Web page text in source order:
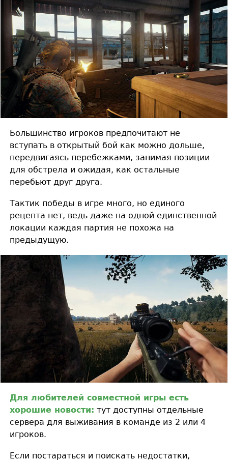
Большинство игроков предпочитают не
вступать в открытый бой как можно дольше,
передвигаясь перебежками, занимая позиции
для обстрела и ожидая, как остальные
перебьют друг друга.
Тактик победы в игре много, но единого
рецепта нет, ведь даже на одной единственной
локации каждая партия не похожа на
предыдущую.
Для любителей совместной игры есть
хорошие новости: тут доступны отдельные
сервера для выживания в команде из 2 или 4
игроков.
Если постараться и поискать недостатки,